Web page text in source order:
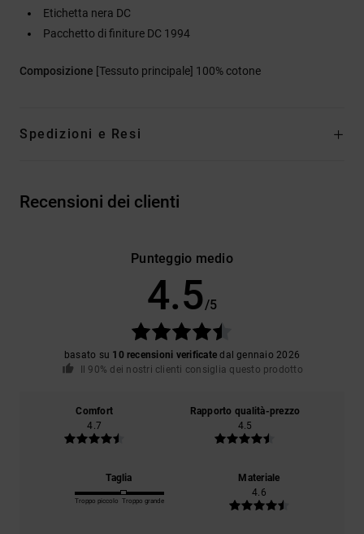
Etichetta nera DC
Pacchetto di finiture DC 1994
Composizione [Tessuto principale] 100% cotone
Spedizioni e Resi
Recensioni dei clienti
Punteggio medio
4.5/5
basato su 10 recensioni verificate dal gennaio 2026
Il 90% dei nostri clienti consiglia questo prodotto
Comfort
4.7
Rapporto qualità-prezzo
4.5
Taglia
Troppo piccolo Troppo grande
Materiale
4.6